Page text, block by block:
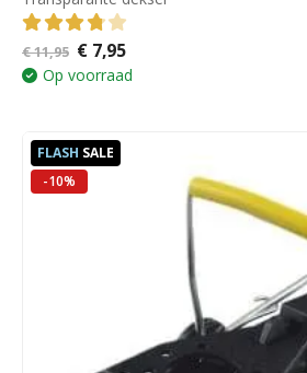
3.79out of 5
€11,95 Oorspronkelijke
prijs
was:
€7,95Huidige
prijs
is:
Op voorraad
FLASH SALE
-10%